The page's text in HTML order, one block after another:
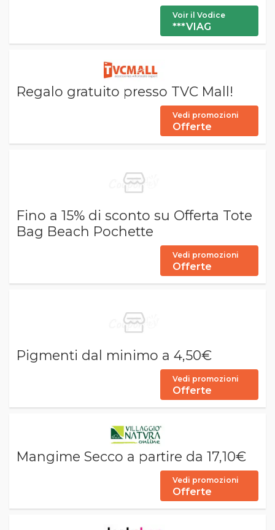
Voir il Vodice
***VIAG
Regalo gratuito presso TVC Mall!
Vedi promozioni
Offerte
Fino a 15% di sconto su Offerta Tote
Bag Beach Pochette
Vedi promozioni
Offerte
Pigmenti dal minimo a 4,50€
Vedi promozioni
Offerte
Mangime Secco a partire da 17,10€
Vedi promozioni
Offerte